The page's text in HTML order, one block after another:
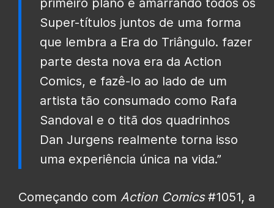
primeiro plano e amarrando todos os
Super-títulos juntos de uma forma
que lembra a Era do Triângulo. fazer
parte desta nova era da Action
Comics, e fazê-lo ao lado de um
artista tão consumado como Rafa
Sandoval e o titã dos quadrinhos
Dan Jurgens realmente torna isso
uma experiência única na vida.”
Começando com Action Comics#1051, a